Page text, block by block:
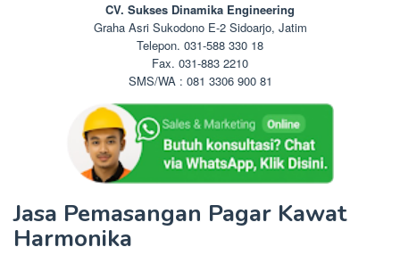
CV. Sukses Dinamika Engineering
Graha Asri Sukodono E-2 Sidoarjo, Jatim
Telepon. 031-588 330 18
Fax. 031-883 2210
SMS/WA : 081 3306 900 81
Jasa Pemasangan Pagar Kawat
Harmonika